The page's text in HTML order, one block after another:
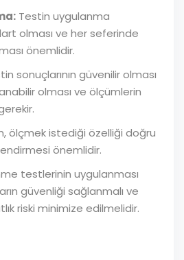
Testin uygulanma
olması ve her seferinde
önemlidir.
sonuçlarının güvenilir olması
olması ve ölçümlerin
ölçmek istediği özelliği doğru
önemlidir.
testlerinin uygulanması
güvenliği sağlanmalı ve
riski minimize edilmelidir.